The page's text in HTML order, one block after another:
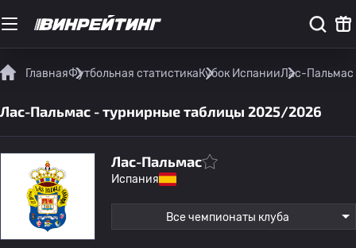
ГлавнаяФутбольная статистикаКубок ИспанииЛас-Пальмас
Лас-Пальмас - турнирные таблицы 2025/2026
Лас-Пальмас
Испания
Все чемпионаты клуба